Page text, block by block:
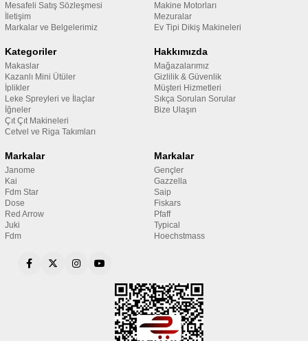
Mesafeli Satış Sözleşmesi
İletişim
Markalar ve Belgelerimiz
Makine Motorları
Mezuralar
Ev Tipi Dikiş Makineleri
Kategoriler
Makaslar
Kazanlı Mini Ütüler
İplikler
Leke Spreyleri ve İlaçlar
İğneler
Çıt Çıt Makineleri
Cetvel ve Riga Takımları
Hakkımızda
Mağazalarımız
Gizlilik & Güvenlik
Müşteri Hizmetleri
Sıkça Sorulan Sorular
Bize Ulaşın
Markalar
Janome
Kai
Fdm Star
Dose
Red Arrow
Juki
Fdm
Markalar
Gençler
Gazzella
Saip
Fiskars
Pfaff
Typical
Hoechstmass